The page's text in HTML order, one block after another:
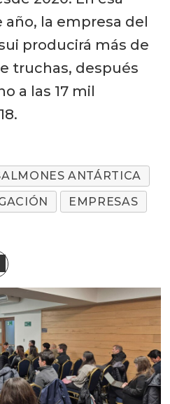
la empresa del
producirá más de
truchas, después
a las 17 mil
ANTÁRTICA
EMPRESAS